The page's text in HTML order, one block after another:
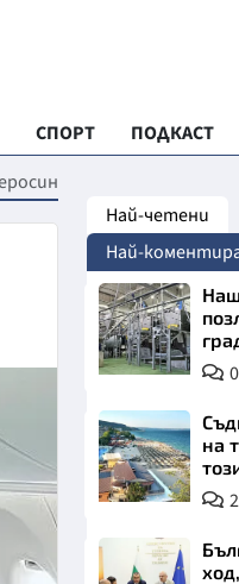
СПОРТ ПОДКАСТ
"ЧУДЕСАТА НА
ХРАНА
ИКОНОМИКА
Най-четени
Най-
0
на
2